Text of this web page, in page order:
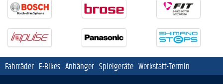
Navigation
überspringen
Fahrräder E-Bikes Anhänger Spielgeräte Werkstatt-Termin